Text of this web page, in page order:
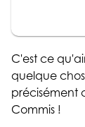
C'est ce
quelque
précisément
Commis !